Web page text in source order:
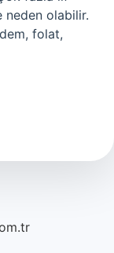
neden olabilir.
folat,